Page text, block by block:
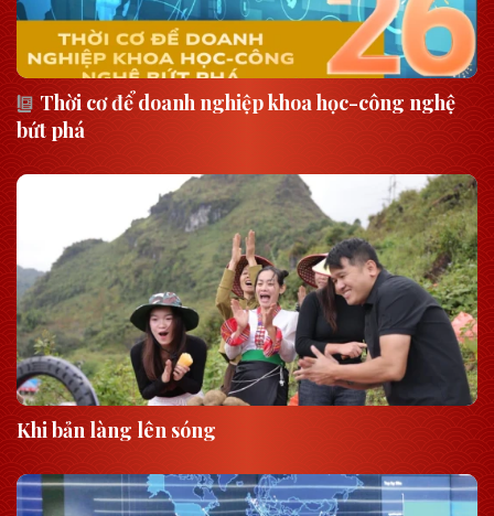
Thời cơ để doanh nghiệp khoa học-công nghệ
bứt phá
Khi bản làng lên sóng